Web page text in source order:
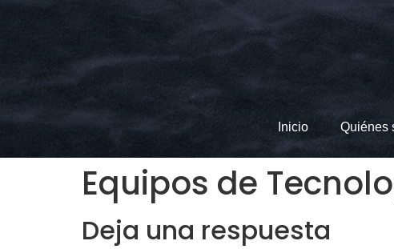
Inicio Quiénes
Equipos de
Deja una respuesta